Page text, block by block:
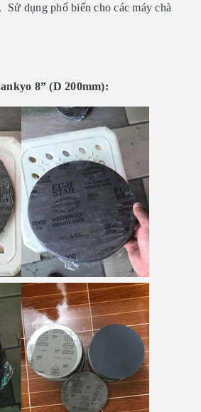
dụng phổ biến cho các máy chà
8” (D 200mm):